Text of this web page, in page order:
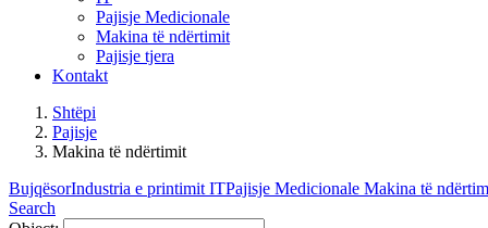
Pajisje Medicionale
Makina të ndërtimit
Pajisje tjera
Kontakt
Shtëpi
Pajisje
Makina të ndërtimit
BujqësorIndustria e printimit ITPajisje Medicionale Makina të
Search